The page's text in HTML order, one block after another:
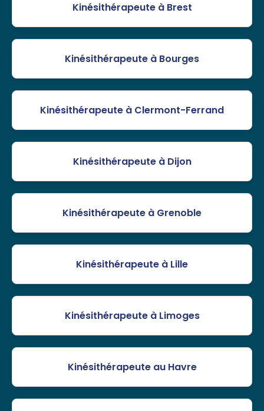
Kinésithérapeute à Brest
Kinésithérapeute à Bourges
Kinésithérapeute à Clermont-Ferrand
Kinésithérapeute à Dijon
Kinésithérapeute à Grenoble
Kinésithérapeute à Lille
Kinésithérapeute à Limoges
Kinésithérapeute au Havre